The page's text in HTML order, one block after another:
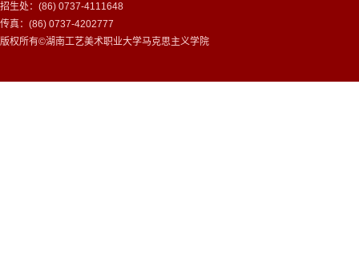
招生处：(86) 0737-4111648
传真：(86) 0737-4202777
版权所有©湖南工艺美术职业大学马克思主义学院